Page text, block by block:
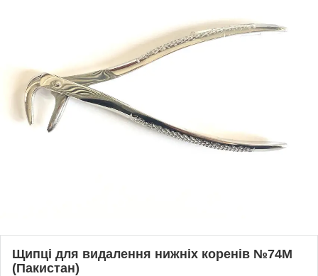
Щипці для видалення нижніх коренів №74M
(Пакистан)